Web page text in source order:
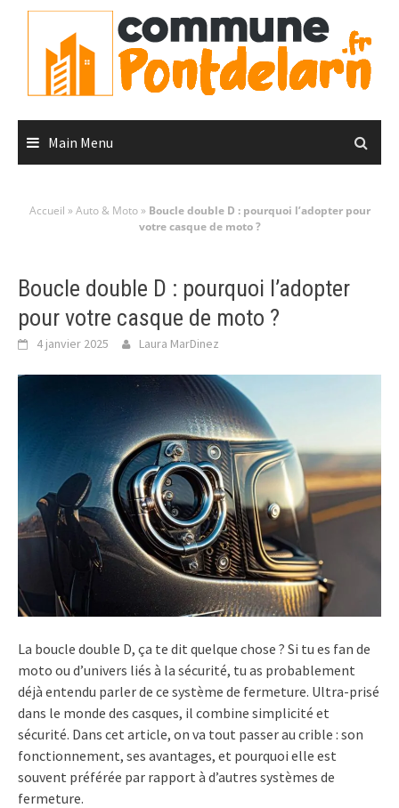
content
Main Menu
Accueil »Auto & Moto» Boucle double D : pourquoi l’adopter pour
votre casque de moto ?
Boucle double D : pourquoi l’adopter
pour votre casque de moto ?
4 janvier 2025 Laura MarDinez
La boucle double D, ça te dit quelque chose ? Si tu es fan de
moto ou d’univers liés à la sécurité, tu as probablement
déjà entendu parler de ce système de fermeture. Ultra-prisé
dans le monde des casques, il combine simplicité et
sécurité. Dans cet article, on va tout passer au crible : son
fonctionnement, ses avantages, et pourquoi elle est
souvent préférée par rapport à d’autres systèmes de
fermeture.